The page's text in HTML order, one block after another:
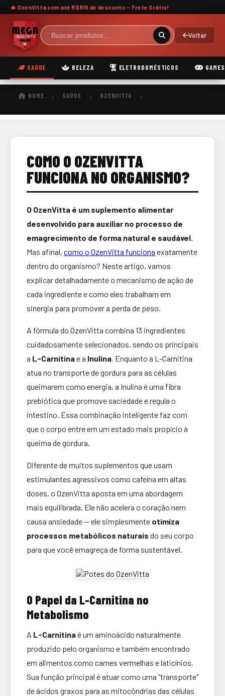
🔥 OzenVitta com até R$819 de desconto — Frete Grátis!
Voltar
SAÚDE BELEZA ELETRODOMÉSTICOS GAMES
HOME › SAÚDE › OZENVITTA ›
COMO O OZENVITTA
FUNCIONA NO ORGANISMO?
O OzenVitta é um suplemento alimentar
desenvolvido para auxiliar no processo de
emagrecimento de forma natural e saudável.
Mas afinal, como o OzenVitta funciona exatamente
dentro do organismo? Neste artigo, vamos
explicar detalhadamente o mecanismo de ação de
cada ingrediente e como eles trabalham em
sinergia para promover a perda de peso.
A fórmula do OzenVitta combina 13 ingredientes
cuidadosamente selecionados, sendo os principais
a L-Carnitinae a Inulina. Enquanto a L-Carnitina
atua no transporte de gordura para as células
queimarem como energia, a Inulina é uma fibra
prebiótica que promove saciedade e regula o
intestino. Essa combinação inteligente faz com
que o corpo entre em um estado mais propício à
queima de gordura.
Diferente de muitos suplementos que usam
estimulantes agressivos como cafeína em altas
doses, o OzenVitta aposta em uma abordagem
mais equilibrada. Ele não acelera o coração nem
causa ansiedade — ele simplesmente otimiza
processos metabólicos naturais do seu corpo
para que você emagreça de forma sustentável.
O Papel da L-Carnitina no
Metabolismo
A L-Carnitinaé um aminoácido naturalmente
produzido pelo organismo e também encontrado
em alimentos como carnes vermelhas e laticínios.
Sua função principal é atuar como uma "transporte"
de ácidos graxos para as mitocôndrias das células